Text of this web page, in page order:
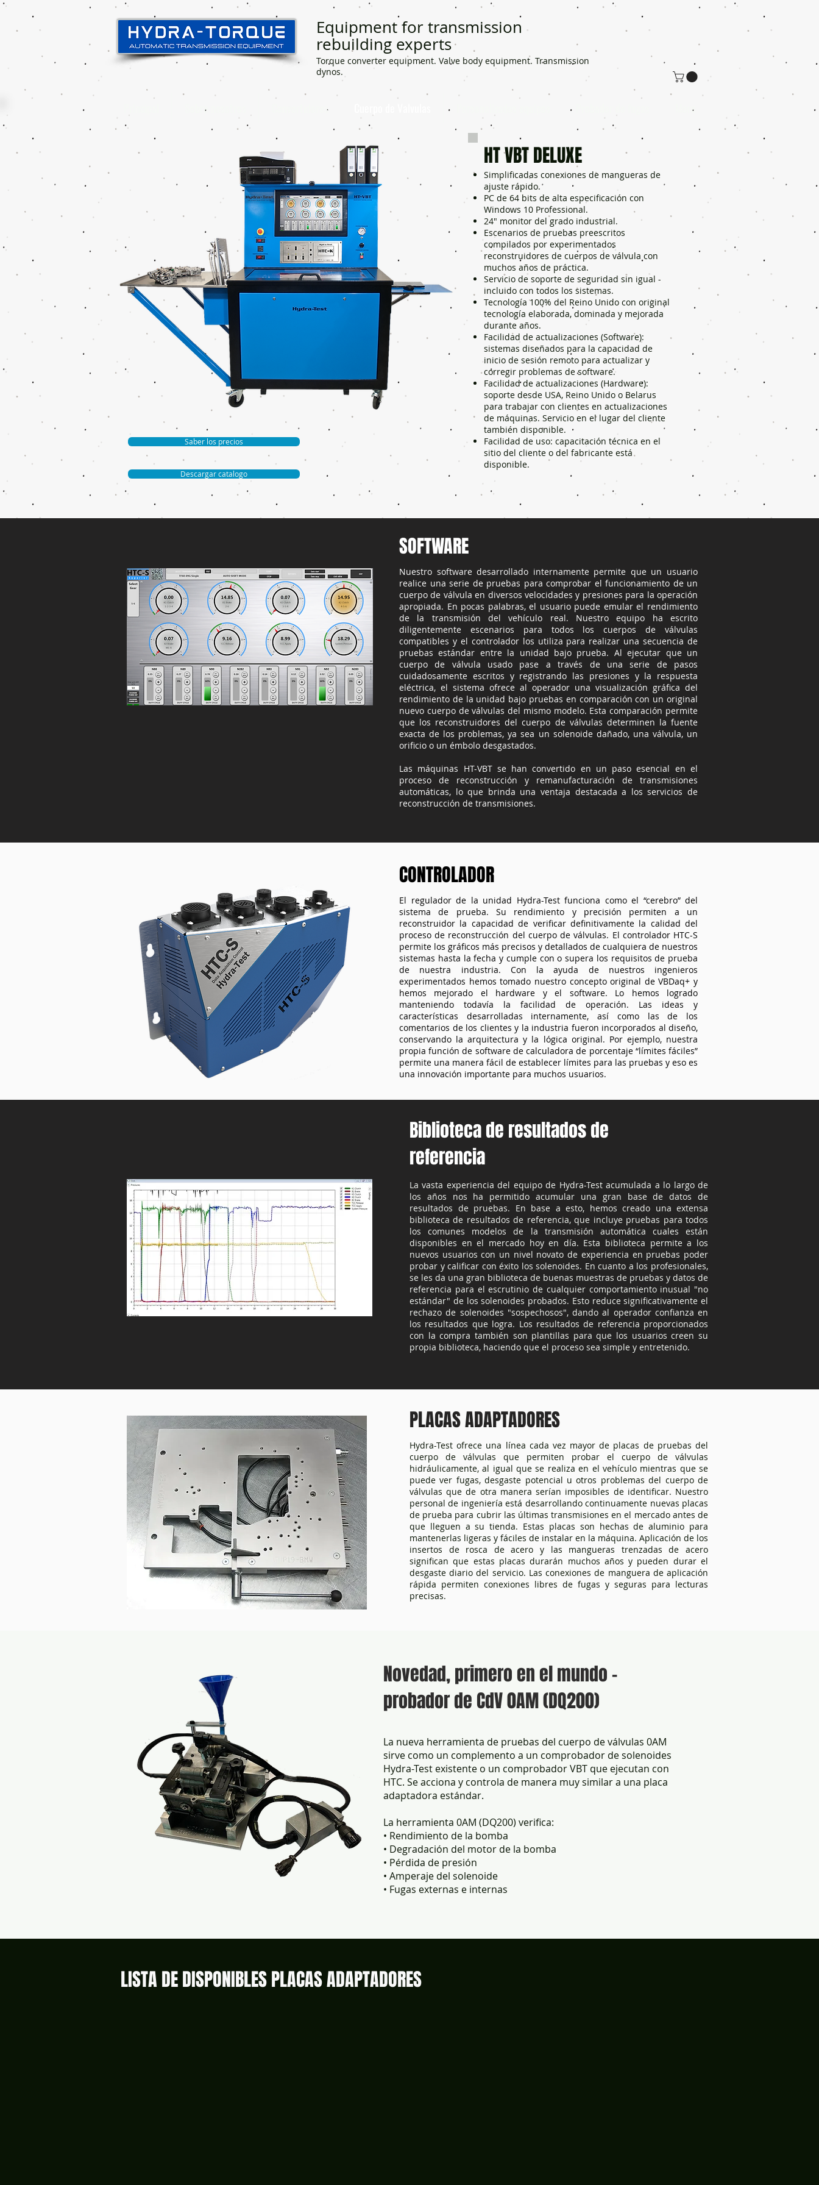
Equipment for transmission
rebuilding experts
Torque converter equipment. Valve body equipment. Transmission
dynos.
Saber los precios
Descargar catalogo
HT VBT DELUXE
Simplificadas conexiones de mangueras de
ajuste rápido.
PC de 64 bits de alta especificación con
Windows 10 Professional.
24" monitor del grado industrial.
Escenarios de pruebas preescritos
compilados por experimentados
reconstruidores de cuerpos de válvula con
muchos años de práctica.
Servicio de soporte de seguridad sin igual -
incluido con todos los sistemas.
Tecnología 100% del Reino Unido con original
tecnología elaborada, dominada y mejorada
durante años.
Facilidad de actualizaciones (Software):
sistemas diseñados para la capacidad de
inicio de sesión remoto para actualizar y
corregir problemas de software.
Facilidad de actualizaciones (Hardware):
soporte desde USA, Reino Unido o Belarus
para trabajar con clientes en actualizaciones
de máquinas. Servicio en el lugar del cliente
también disponible.
Facilidad de uso: capacitación técnica en el
sitio del cliente o del fabricante está
disponible.
SOFTWARE
Nuestro software desarrollado internamente permite que un usuario
realice una serie de pruebas para comprobar el funcionamiento de un
cuerpo de válvula en diversos velocidades y presiones para la operación
apropiada. En pocas palabras, el usuario puede emular el rendimiento
de la transmisión del vehículo real. Nuestro equipo ha escrito
diligentemente escenarios para todos los cuerpos de válvulas
compatibles y el controlador los utiliza para realizar una secuencia de
pruebas estándar entre la unidad bajo prueba. Al ejecutar que un
cuerpo de válvula usado pase a través de una serie de pasos
cuidadosamente escritos y registrando las presiones y la respuesta
eléctrica, el sistema ofrece al operador una visualización gráfica del
rendimiento de la unidad bajo pruebas en comparación con un original
nuevo cuerpo de válvulas del mismo modelo. Esta comparación permite
que los reconstruidores del cuerpo de válvulas determinen la fuente
exacta de los problemas, ya sea un solenoide dañado, una válvula, un
orificio o un émbolo desgastados.
Las máquinas HT-VBT se han convertido en un paso esencial en el
proceso de reconstrucción y remanufacturación de transmisiones
automáticas, lo que brinda una ventaja destacada a los servicios de
reconstrucción de transmisiones.
CONTROLADOR
El regulador de la unidad Hydra-Test funciona como el “cerebro” del
sistema de prueba. Su rendimiento y precisión permiten a un
reconstruidor la capacidad de verificar definitivamente la calidad del
proceso de reconstrucción del cuerpo de válvulas. El controlador HTC-S
permite los gráficos más precisos y detallados de cualquiera de nuestros
sistemas hasta la fecha y cumple con o supera los requisitos de prueba
de nuestra industria. Con la ayuda de nuestros ingenieros
experimentados hemos tomado nuestro concepto original de VBDaq+ y
hemos mejorado el hardware y el software. Lo hemos logrado
manteniendo todavía la facilidad de operación. Las ideas y
características desarrolladas internamente, así como las de los
comentarios de los clientes y la industria fueron incorporados al diseño,
conservando la arquitectura y la lógica original. Por ejemplo, nuestra
propia función de software de calculadora de porcentaje “límites fáciles”
permite una manera fácil de establecer límites para las pruebas y eso es
una innovación importante para muchos usuarios.
Biblioteca de resultados de
referencia
La vasta experiencia del equipo de Hydra-Test acumulada a lo largo de
los años nos ha permitido acumular una gran base de datos de
resultados de pruebas. En base a esto, hemos creado una extensa
biblioteca de resultados de referencia, que incluye pruebas para todos
los comunes modelos de la transmisión automática cuales están
disponibles en el mercado hoy en día. Esta biblioteca permite a los
nuevos usuarios con un nivel novato de experiencia en pruebas poder
probar y calificar con éxito los solenoides. En cuanto a los profesionales,
se les da una gran biblioteca de buenas muestras de pruebas y datos de
referencia para el escrutinio de cualquier comportamiento inusual "no
estándar" de los solenoides probados. Esto reduce significativamente el
rechazo de solenoides "sospechosos", dando al operador confianza en
los resultados que logra. Los resultados de referencia proporcionados
con la compra también son plantillas para que los usuarios creen su
propia biblioteca, haciendo que el proceso sea simple y entretenido.
PLACAS ADAPTADORES
Hydra-Test ofrece una línea cada vez mayor de placas de pruebas del
cuerpo de válvulas que permiten probar el cuerpo de válvulas
hidráulicamente, al igual que se realiza en el vehículo mientras que se
puede ver fugas, desgaste potencial u otros problemas del cuerpo de
válvulas que de otra manera serían imposibles de identificar. Nuestro
personal de ingeniería está desarrollando continuamente nuevas placas
de prueba para cubrir las últimas transmisiones en el mercado antes de
que lleguen a su tienda. Estas placas son hechas de aluminio para
mantenerlas ligeras y fáciles de instalar en la máquina. Aplicación de los
insertos de rosca de acero y las mangueras trenzadas de acero
significan que estas placas durarán muchos años y pueden durar el
desgaste diario del servicio. Las conexiones de manguera de aplicación
rápida permiten conexiones libres de fugas y seguras para lecturas
precisas.
Novedad, primero en el mundo -
probador de CdV 0AM (DQ200)
La nueva herramienta de pruebas del cuerpo de válvulas 0AM
sirve como un complemento a un comprobador de solenoides
Hydra-Test existente o un comprobador VBT que ejecutan con
HTC. Se acciona y controla de manera muy similar a una placa
adaptadora estándar.
La herramienta 0AM (DQ200) verifica:
• Rendimiento de la bomba
• Degradación del motor de la bomba
• Pérdida de presión
• Amperaje del solenoide
• Fugas externas e internas
LISTA DE DISPONIBLES PLACAS ADAPTADORES
Sobre nosotros Convertidores More